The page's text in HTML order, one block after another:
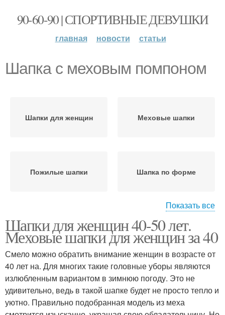
90-60-90 | СПОРТИВНЫЕ ДЕВУШКИ
главная новости статьи
Шапка с меховым помпоном
Шапки для женщин Меховые шапки
Пожилые шапки Шапка по форме
Шапка со стразами Шапка с шипами
Шапка из ткани Меховая ушанка
Показать все
Шапки для женщин 40-50 лет.
Меховые шапки для женщин за 40
Смело можно обратить внимание женщин в возрасте от
40 лет на. Для многих такие головные уборы являются
излюбленным вариантом в зимнюю погоду. Это не
удивительно, ведь в такой шапке будет не просто тепло и
уютно. Правильно подобранная модель из меха